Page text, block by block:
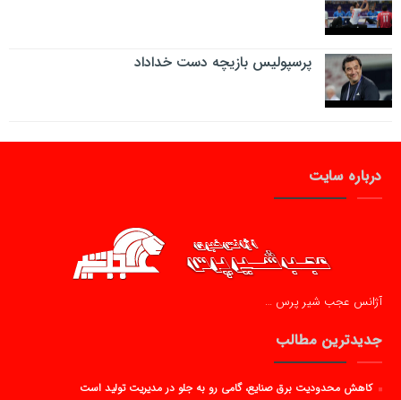
پرسپولیس بازیچه دست خداداد
درباره سایت
آژانس عجب شیر پرس …
جدیدترین مطالب
کاهش محدودیت برق صنایع، گامی رو به جلو در مدیریت تولید است